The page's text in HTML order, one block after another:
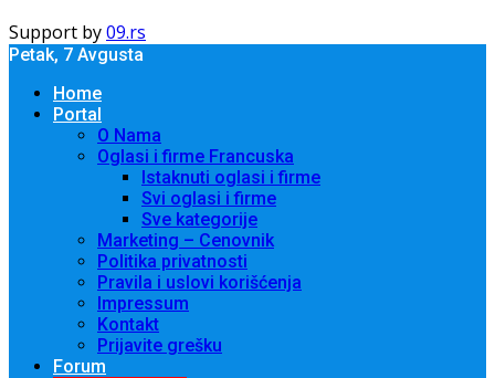
Support by09.rs
Petak, 7 Avgusta
Home
Portal
O Nama
Oglasi i firme Francuska
Istaknuti oglasi i firme
Svi oglasi i firme
Sve kategorije
Marketing – Cenovnik
Politika privatnosti
Pravila i uslovi korišćenja
Impressum
Kontakt
Prijavite grešku
Forum